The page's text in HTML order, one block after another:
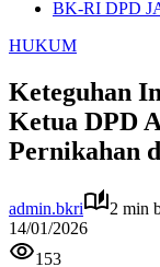
BK-RI DPD
HUKUM
Keteguhan
Ketua DPD
Pernikahan
admin.bkri
2 min
14/01/2026
153